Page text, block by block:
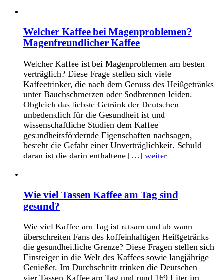
Welcher Kaffee bei Magenproblemen?
Magenfreundlicher Kaffee
Welcher Kaffee ist bei Magenproblemen am besten
verträglich? Diese Frage stellen sich viele
Kaffeetrinker, die nach dem Genuss des Heißgetränks
unter Bauchschmerzen oder Sodbrennen leiden.
Obgleich das liebste Getränk der Deutschen
unbedenklich für die Gesundheit ist und
wissenschaftliche Studien dem Kaffee
gesundheitsfördernde Eigenschaften nachsagen,
besteht die Gefahr einer Unverträglichkeit. Schuld
daran ist die darin enthaltene […] weiter
Wie viel Tassen Kaffee am Tag sind
gesund?
Wie viel Kaffee am Tag ist ratsam und ab wann
überschreiten Fans des koffeinhaltigen Heißgetränks
die gesundheitliche Grenze? Diese Fragen stellen sich
Einsteiger in die Welt des Kaffees sowie langjährige
Genießer. Im Durchschnitt trinken die Deutschen
vier Tassen Kaffee am Tag und rund 169 Liter im